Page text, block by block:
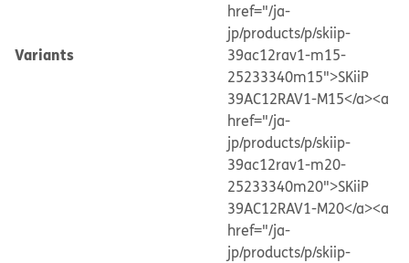
Variants
href="/ja-
jp/products/p/skiip-
39ac12rav1-m15-
25233340m15">SKiiP
39AC12RAV1-M15</a><a
href="/ja-
jp/products/p/skiip-
39ac12rav1-m20-
25233340m20">SKiiP
39AC12RAV1-M20</a><a
href="/ja-
jp/products/p/skiip-